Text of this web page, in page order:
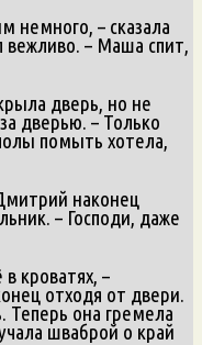
немного, – сказала
вежливо. – Маша спит,
дверь, но не
дверью. – Только
помыть хотела,
наконец
– Господи, даже
кроватях, –
отходя от двери.
Теперь она гремела
шваброй о край